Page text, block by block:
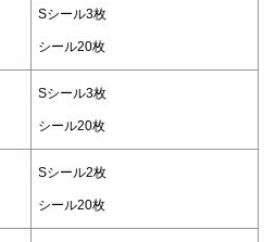
Sシール3枚
シール20枚
Sシール3枚
シール20枚
Sシール2枚
シール20枚